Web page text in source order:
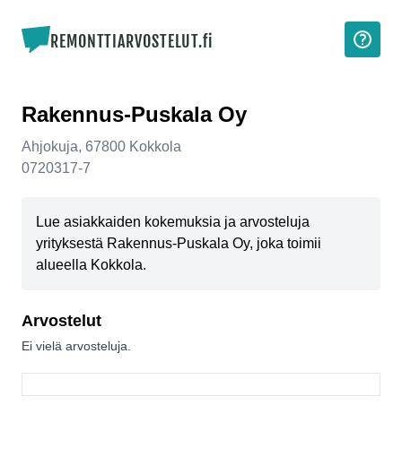
REMONTTIARVOSTELUT.fi
Rakennus-Puskala Oy
Ahjokuja, 67800 Kokkola
0720317-7
Lue asiakkaiden kokemuksia ja arvosteluja
yrityksestä Rakennus-Puskala Oy, joka toimii
alueella Kokkola.
Arvostelut
Ei vielä arvosteluja.